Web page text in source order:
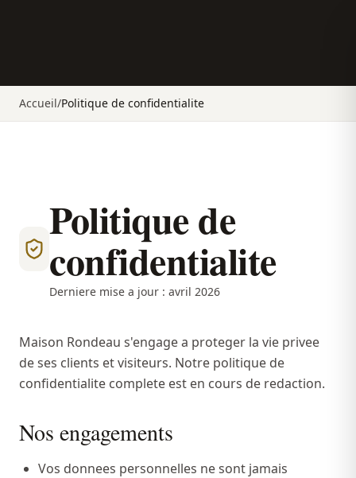
Accueil/Politique de confidentialite
Politique de
confidentialite
Derniere mise a jour : avril 2026
Maison Rondeau s'engage a proteger la vie privee
de ses clients et visiteurs. Notre politique de
confidentialite complete est en cours de redaction.
Nos engagements
Vos donnees personnelles ne sont jamais